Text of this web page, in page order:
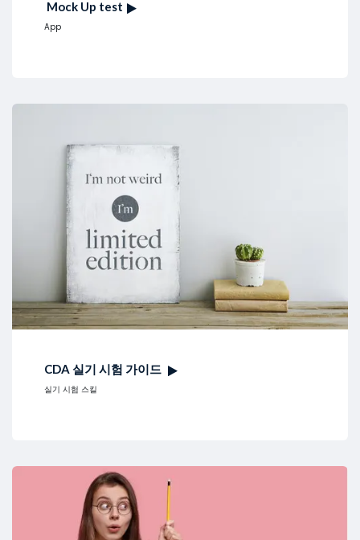
Mock Up test
App
CDA 실기 시험 가이드
실기 시험 스킬